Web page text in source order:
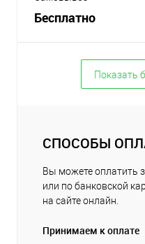
Бесплатно
Показать
СПОСОБЫ
Вы можете оплатить
или по банковской
на сайте онлайн.
Принимаем к оплате